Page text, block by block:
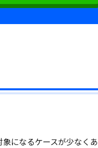
になるケースが少なく